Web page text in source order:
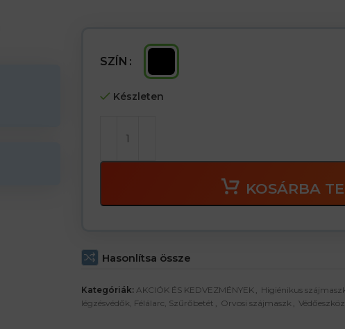
Az ára 20 db -ra van egy csomagban
SZÍN
Készleten
KOSÁRBA
Hasonlítsa össze
Kategóriák: AKCIÓK ÉS KEDVEZMÉNYEK , Higiénikus
légzésvédők, Félálarc, Szűrőbetét , Orvosi szájmaszk ,